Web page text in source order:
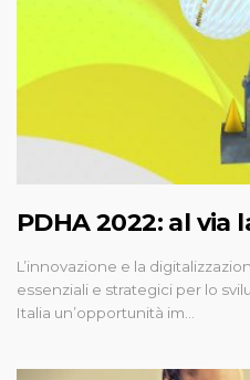
PDHA 2022: al
L’innovazione e la
essenziali e strategici per lo
Italia un’opportunità im…